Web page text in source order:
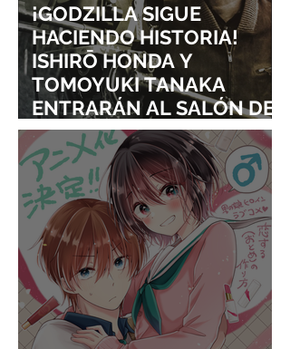
¡GODZILLA SIGUE
HACIENDO HISTORIA!
ISHIRŌ HONDA Y
TOMOYUKI TANAKA
ENTRARÁN AL SALÓN DE
LA FAMA DE LOS EFECTOS
VISUALES